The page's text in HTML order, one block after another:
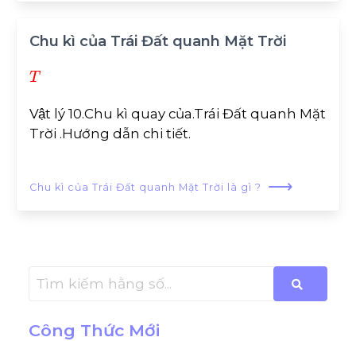
Chu kì của Trái Đất quanh Mặt Trời
T
Vật lý 10.Chu kì quay của.Trái Đất quanh Mặt
Trời .Hướng dẫn chi tiết.
Chu kì của Trái Đất quanh Mặt Trời là gì ? ⟶
Công Thức Mới